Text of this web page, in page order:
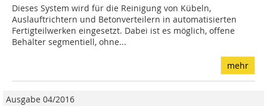
Dieses System wird für die Reinigung von Kübeln,
Auslauftrichtern und Betonverteilern in automatisierten
Fertigteilwerken eingesetzt. Dabei ist es möglich, offene
Behälter segmentiell, ohne...
mehr
Ausgabe 04/2016